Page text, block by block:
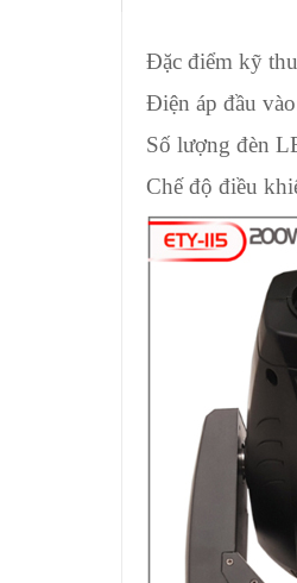
Đặc điểm kỹ
Điện áp đầu
Số lượng đèn
Chế độ điều